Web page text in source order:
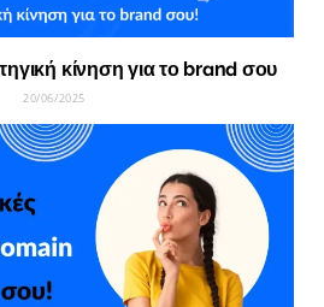
κίνηση για το brand σου
20/06/2025